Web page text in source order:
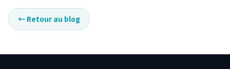
← Retour au blog